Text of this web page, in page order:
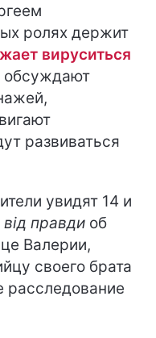
ролях держит
вируситься
обсуждают
развиваться
увидят 14 и
правди об
Валерии,
своего брата
расследование